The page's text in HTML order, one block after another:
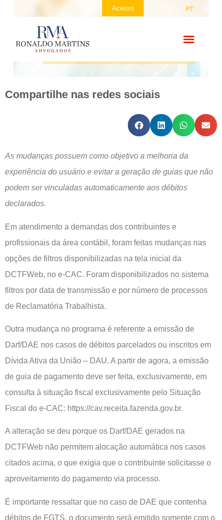
Acesso PT
Compartilhe nas redes sociais
As mudanças possuem como objetivo a melhoria da
experiência do usuário e evitar a geração de guias que não
podem ser vinculadas automaticamente aos débitos
declarados.
Em atendimento a demandas dos contribuintes e
profissionais da área contábil, foram feitas mudanças nas
opções de filtros disponibilizadas na tela inicial da
DCTFWeb, no e-CAC. Foram disponibilizados no sistema
filtros por data de transmissão e por número de processos
de Reclamatória Trabalhista.
Outra mudança no programa é referente a emissão de
Darf/DAE nos casos de débitos parcelados ou inscritos em
Dívida Ativa da União – DAU. A partir de agora, a emissão
de guia de pagamento deve ser feita, exclusivamente, em
consulta à situação fiscal exclusivamente pelo Situação
Fiscal do e-CAC: https://cav.receita.fazenda.gov.br.
A alteração se deu porque os Darf/DAE gerados na
DCTFWeb não permitem alocação automática nos casos
citados acima, o que exigia que o contribuinte solicitasse o
aproveitamento do pagamento via processo.
É importante ressaltar que no caso de DAE que contenha
débitos de FGTS, o documento será emitido somente com o